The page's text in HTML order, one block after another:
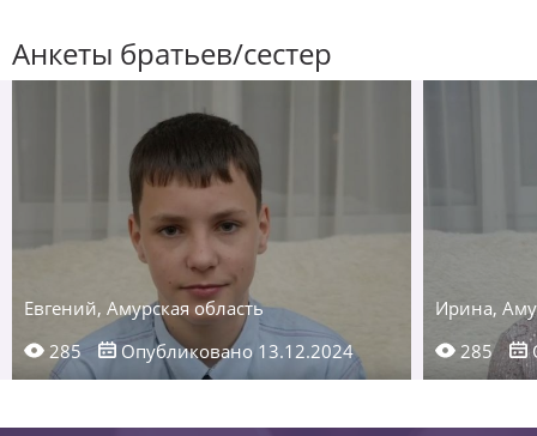
Анкеты братьев/сестер
Евгений, Амурская область
285
Опубликовано 13.12.2024
Ирина,
285